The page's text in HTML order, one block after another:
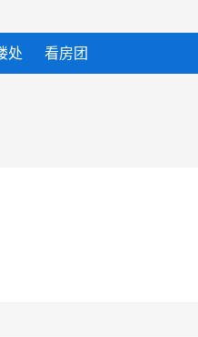
处 看房团